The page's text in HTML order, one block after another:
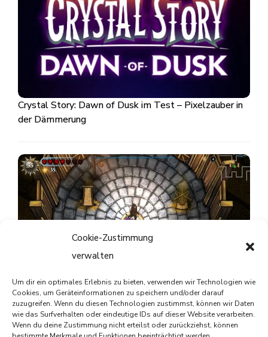
Cookie-Zustimmung
verwalten
Um dir ein optimales Erlebnis zu bieten, verwenden wir Technologien wie
Cookies, um Geräteinformationen zu speichern und/oder darauf
zuzugreifen. Wenn du diesen Technologien zustimmst, können wir Daten
wie das Surfverhalten oder eindeutige IDs auf dieser Website verarbeiten.
Wenn du deine Zustimmung nicht erteilst oder zurückziehst, können
Crystal Story: Dawn of Dusk im Test – Pixelzauber in
der Dämmerung
Striving for Light: Survival im Test – Ein Spiel, das Licht
und Schatten meistert